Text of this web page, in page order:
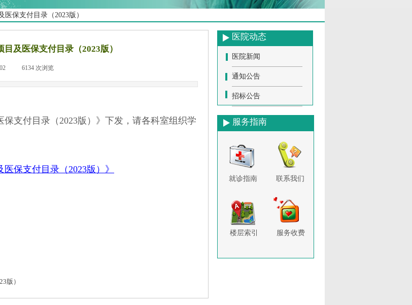
保支付目录（2023版）
及医保支付目录（2023版）
6134 次浏览
支付目录（2023版）》下发，请各科室组织学
保支付目录（2023版）》
版）
医院动态
医院新闻
通知公告
招标公告
服务指南
联系我们
就诊指南
楼层索引 服务收费